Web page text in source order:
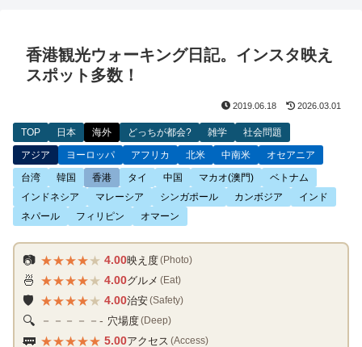
香港観光ウォーキング日記。インスタ映え
スポット多数！
2019.06.18 2026.03.01
TOP 日本 海外 どっちが都会? 雑学 社会問題
アジア ヨーロッパ アフリカ 北米 中南米 オセアニア
台湾 韓国 香港 タイ 中国 マカオ(澳門)
ベトナム
インドネシア
マレーシア シンガポール カンボジア
インド
ネパール
フィリピン オマーン
📷 ★★★★★ 4.00映え度(Photo)
🍜 ★★★★★ 4.00グルメ (Eat)
🛡️ ★★★★★ 4.00治安(Safety)
🔍 －－－－－- 穴場度(Deep)
🚃 ★★★★★ 5.00アクセス (Access)